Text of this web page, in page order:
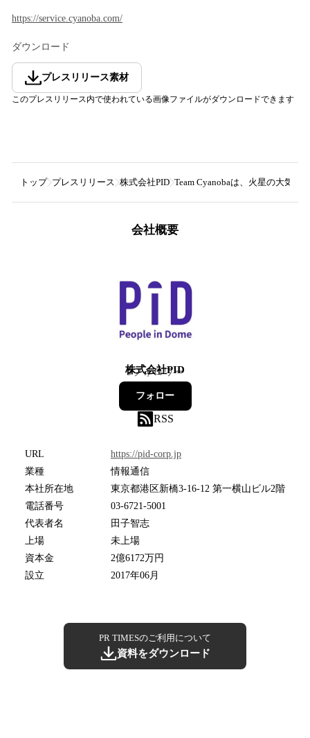
https://service.cyanoba.com/
ダウンロード
プレスリリース素材
このプレスリリース内で使われている画像ファイルがダウンロードできます
トップ プレスリリース 株式会社PID Team Cyanobaは、火星の大気
会社概要
株式会社PID
9フォロワー
フォロー
RSS
URL
https://pid-corp.jp
業種
情報通信
本社所在地
東京都港区新橋3-16-12 第一横山ビル2階
電話番号
03-6721-5001
代表者名
田子智志
上場
未上場
資本金
2億6172万円
設立
2017年06月
PR TIMESのご利用について
資料をダウンロード